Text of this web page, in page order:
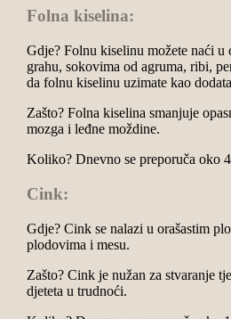
Folna kiselina:
Gdje? Folnu kiselinu možete naći
grahu, sokovima od agruma, ribi,
da folnu kiselinu uzimate kao
Zašto? Folna kiselina smanjuje
mozga i leđne moždine.
Koliko? Dnevno se preporuča oko
Cink:
Gdje? Cink se nalazi u orašastim
plodovima i mesu.
Zašto? Cink je nužan za stvaranje
djeteta u trudnoći.